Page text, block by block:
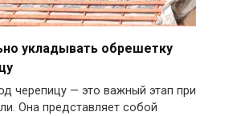
укладывать обрешетку
черепицу — это важный этап при
Она представляет собой